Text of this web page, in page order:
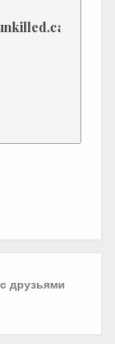
друзьями